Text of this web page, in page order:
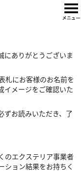
にありがとうございま
札にお客様のお名前を
イメージをご確認いた
ずお読みいただき、了
のエクステリア事業者
ション結果をお持ちく